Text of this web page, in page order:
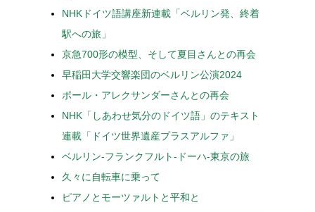
NHKドイツ語講座新連載「ベルリン発、終着
駅への旅」
京急700形の模型、そして夏目さんとの再会
早稲田大学交響楽団のベルリン公演2024
ポール・アレクサンダーさんとの再会
NHK「しあわせ気分のドイツ語」のテキスト
連載「ドイツ世界遺産プラスアルファ」
ベルリン-フランクフルト-ドーハ-東京の旅
久々に自転車に乗って
ピアノとモーツァルトと平和と